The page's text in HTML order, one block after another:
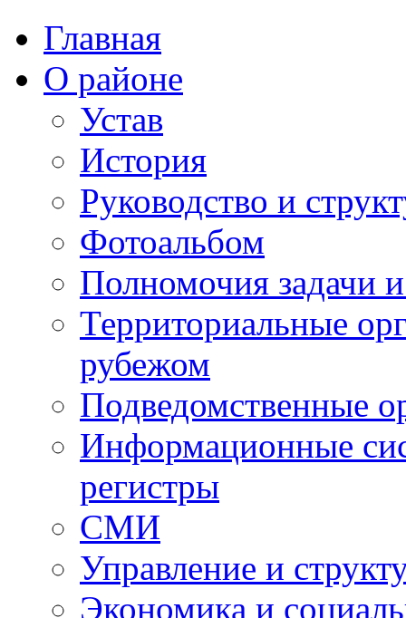
Главная
О районе
Устав
История
Руководство и
Фотоальбом
Полномочия задачи
Территориальные
рубежом
Подведомственные
Информационные
регистры
СМИ
Управление и
Экономика и